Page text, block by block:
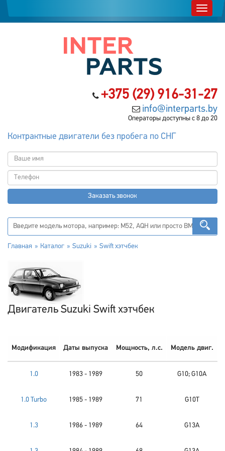
+375 (29) 916-31-27
info@interparts.by
Операторы доступны с 8 до 20
Контрактные двигатели без пробега по СНГ
Заказать звонок
Главная Каталог Suzuki Swift хэтчбек
Двигатель Suzuki Swift хэтчбек
Модификация Даты выпуска Мощность, л.с. Модель двиг.
1.0 1983 - 1989 50 G10; G10A
1.0 Turbo 1985 - 1989 71 G10T
1.3 1986 - 1989 64 G13A